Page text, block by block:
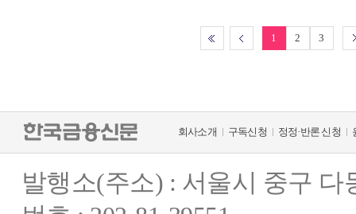
1 2 3
회사소개 구독신청 정정·반론 신청
발행소(주소) : 서울시 중구